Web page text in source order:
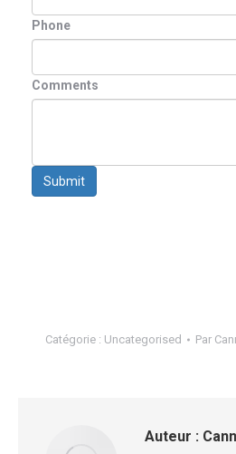
Phone
Comments
Submit
Catégorie : Uncategorised Par
Auteur :